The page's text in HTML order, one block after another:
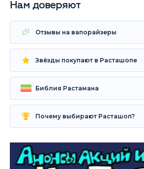
Нам доверяют
Отзывы на вапорайзеры
Звёзды покупают в Расташопе
Библия Растамана
Почему выбирают Расташоп?